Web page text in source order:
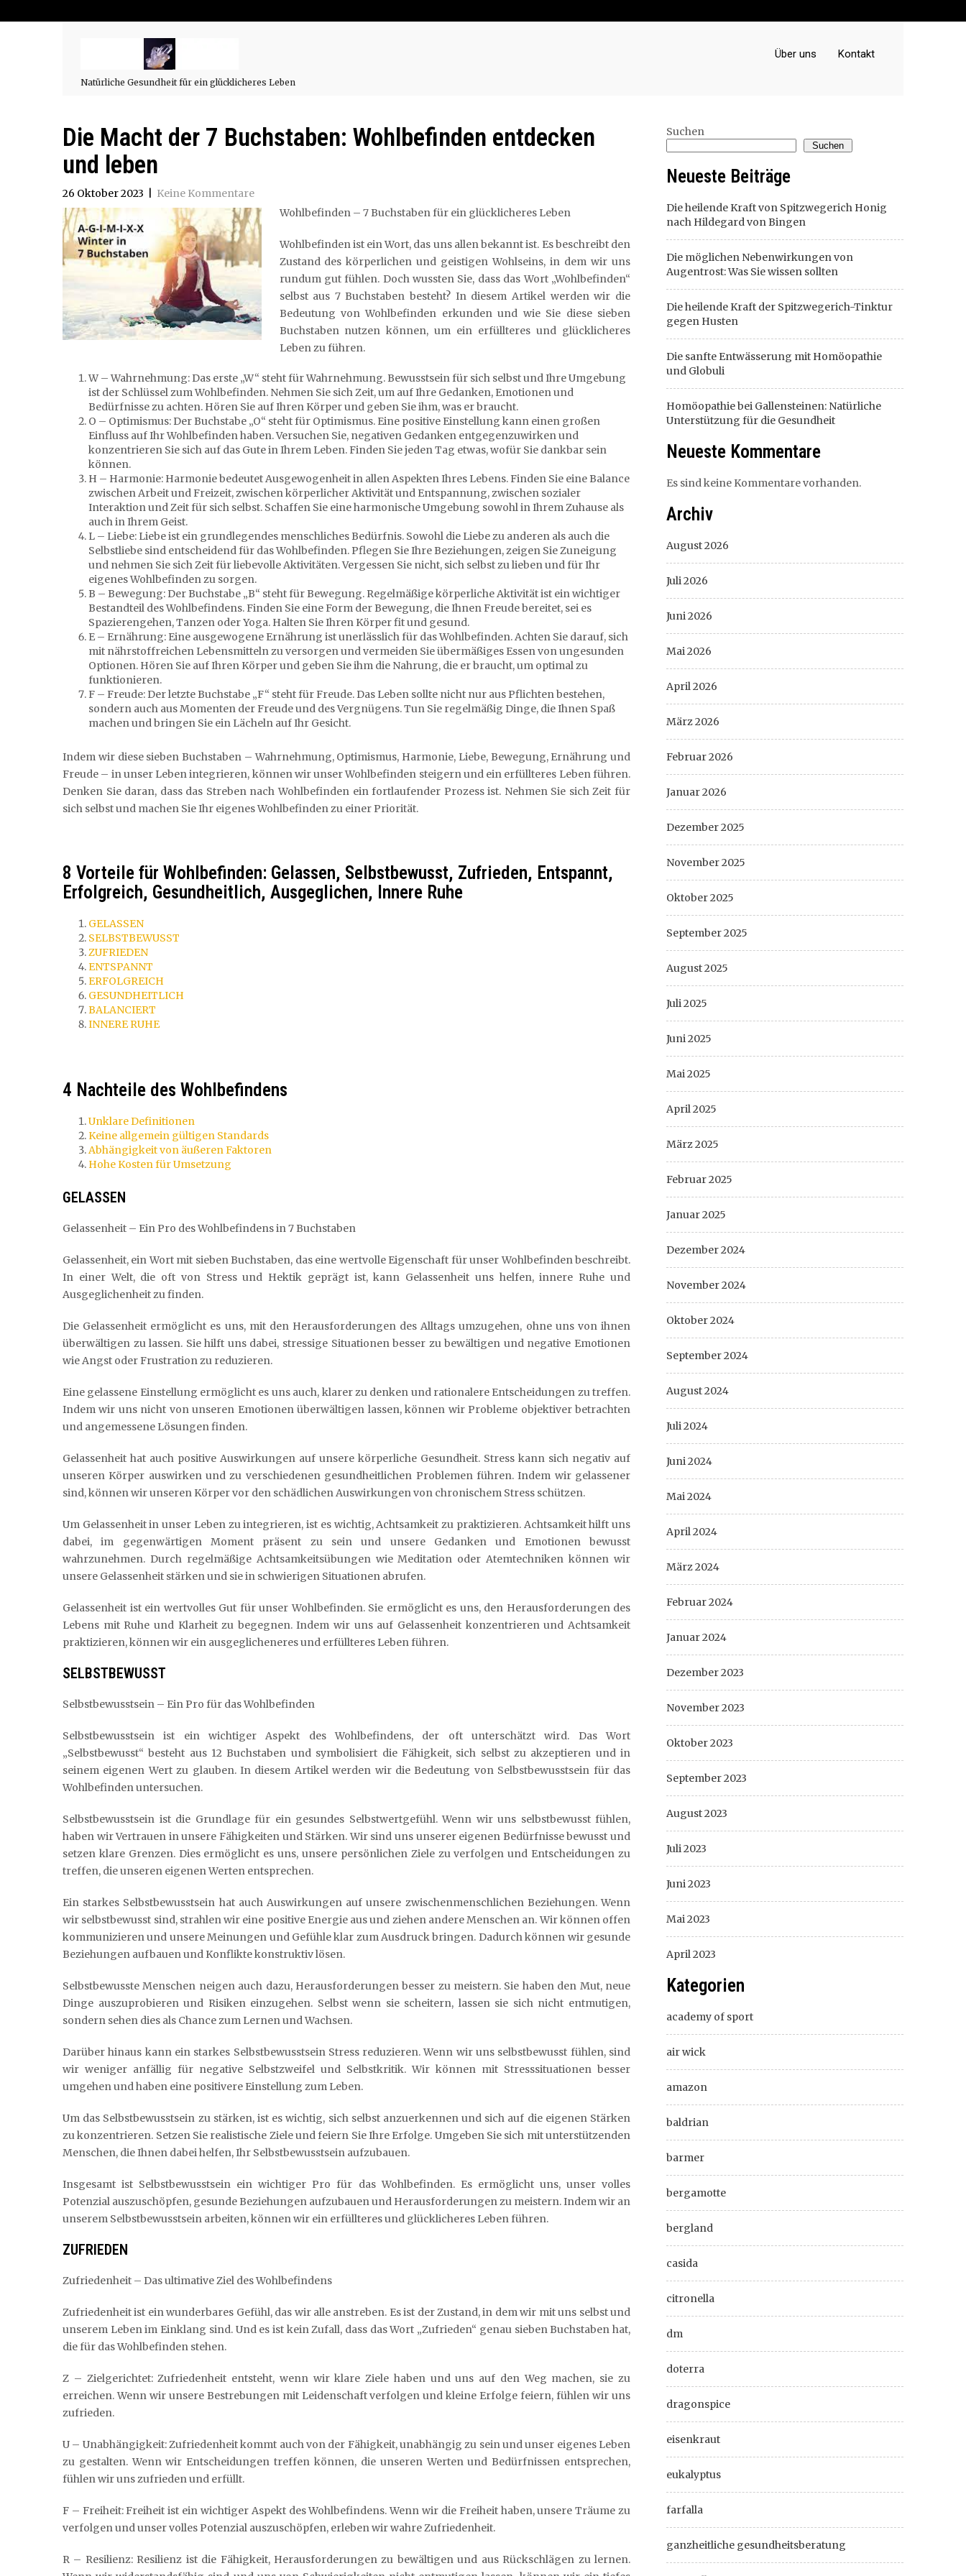
Natürliche Gesundheit für ein glücklicheres Leben
Über uns Kontakt
Die Macht der 7 Buchstaben: Wohlbefinden entdecken
und leben
26 Oktober 2023
Keine Kommentare
Wohlbefinden – 7 Buchstaben für ein glücklicheres Leben
Wohlbefinden ist ein Wort, das uns allen bekannt ist. Es beschreibt den
Zustand des körperlichen und geistigen Wohlseins, in dem wir uns
rundum gut fühlen. Doch wussten Sie, dass das Wort „Wohlbefinden“
selbst aus 7 Buchstaben besteht? In diesem Artikel werden wir die
Bedeutung von Wohlbefinden erkunden und wie Sie diese sieben
Buchstaben nutzen können, um ein erfüllteres und glücklicheres
Leben zu führen.
W – Wahrnehmung: Das erste „W“ steht für Wahrnehmung. Bewusstsein für sich selbst und Ihre Umgebung
ist der Schlüssel zum Wohlbefinden. Nehmen Sie sich Zeit, um auf Ihre Gedanken, Emotionen und
Bedürfnisse zu achten. Hören Sie auf Ihren Körper und geben Sie ihm, was er braucht.
O – Optimismus: Der Buchstabe „O“ steht für Optimismus. Eine positive Einstellung kann einen großen
Einfluss auf Ihr Wohlbefinden haben. Versuchen Sie, negativen Gedanken entgegenzuwirken und
konzentrieren Sie sich auf das Gute in Ihrem Leben. Finden Sie jeden Tag etwas, wofür Sie dankbar sein
können.
H – Harmonie: Harmonie bedeutet Ausgewogenheit in allen Aspekten Ihres Lebens. Finden Sie eine Balance
zwischen Arbeit und Freizeit, zwischen körperlicher Aktivität und Entspannung, zwischen sozialer
Interaktion und Zeit für sich selbst. Schaffen Sie eine harmonische Umgebung sowohl in Ihrem Zuhause als
auch in Ihrem Geist.
L – Liebe: Liebe ist ein grundlegendes menschliches Bedürfnis. Sowohl die Liebe zu anderen als auch die
Selbstliebe sind entscheidend für das Wohlbefinden. Pflegen Sie Ihre Beziehungen, zeigen Sie Zuneigung
und nehmen Sie sich Zeit für liebevolle Aktivitäten. Vergessen Sie nicht, sich selbst zu lieben und für Ihr
eigenes Wohlbefinden zu sorgen.
B – Bewegung: Der Buchstabe „B“ steht für Bewegung. Regelmäßige körperliche Aktivität ist ein wichtiger
Bestandteil des Wohlbefindens. Finden Sie eine Form der Bewegung, die Ihnen Freude bereitet, sei es
Spazierengehen, Tanzen oder Yoga. Halten Sie Ihren Körper fit und gesund.
E – Ernährung: Eine ausgewogene Ernährung ist unerlässlich für das Wohlbefinden. Achten Sie darauf, sich
mit nährstoffreichen Lebensmitteln zu versorgen und vermeiden Sie übermäßiges Essen von ungesunden
Optionen. Hören Sie auf Ihren Körper und geben Sie ihm die Nahrung, die er braucht, um optimal zu
funktionieren.
F – Freude: Der letzte Buchstabe „F“ steht für Freude. Das Leben sollte nicht nur aus Pflichten bestehen,
sondern auch aus Momenten der Freude und des Vergnügens. Tun Sie regelmäßig Dinge, die Ihnen Spaß
machen und bringen Sie ein Lächeln auf Ihr Gesicht.
Indem wir diese sieben Buchstaben – Wahrnehmung, Optimismus, Harmonie, Liebe, Bewegung, Ernährung und
Freude – in unser Leben integrieren, können wir unser Wohlbefinden steigern und ein erfüllteres Leben führen.
Denken Sie daran, dass das Streben nach Wohlbefinden ein fortlaufender Prozess ist. Nehmen Sie sich Zeit für
sich selbst und machen Sie Ihr eigenes Wohlbefinden zu einer Priorität.
8 Vorteile für Wohlbefinden: Gelassen, Selbstbewusst, Zufrieden, Entspannt,
Erfolgreich, Gesundheitlich, Ausgeglichen, Innere Ruhe
GELASSEN
SELBSTBEWUSST
ZUFRIEDEN
ENTSPANNT
ERFOLGREICH
GESUNDHEITLICH
BALANCIERT
INNERE RUHE
4 Nachteile des Wohlbefindens
Unklare Definitionen
Keine allgemein gültigen Standards
Abhängigkeit von äußeren Faktoren
Hohe Kosten für Umsetzung
GELASSEN
Gelassenheit – Ein Pro des Wohlbefindens in 7 Buchstaben
Gelassenheit, ein Wort mit sieben Buchstaben, das eine wertvolle Eigenschaft für unser Wohlbefinden beschreibt.
In einer Welt, die oft von Stress und Hektik geprägt ist, kann Gelassenheit uns helfen, innere Ruhe und
Ausgeglichenheit zu finden.
Die Gelassenheit ermöglicht es uns, mit den Herausforderungen des Alltags umzugehen, ohne uns von ihnen
überwältigen zu lassen. Sie hilft uns dabei, stressige Situationen besser zu bewältigen und negative Emotionen
wie Angst oder Frustration zu reduzieren.
Eine gelassene Einstellung ermöglicht es uns auch, klarer zu denken und rationalere Entscheidungen zu treffen.
Indem wir uns nicht von unseren Emotionen überwältigen lassen, können wir Probleme objektiver betrachten
und angemessene Lösungen finden.
Gelassenheit hat auch positive Auswirkungen auf unsere körperliche Gesundheit. Stress kann sich negativ auf
unseren Körper auswirken und zu verschiedenen gesundheitlichen Problemen führen. Indem wir gelassener
sind, können wir unseren Körper vor den schädlichen Auswirkungen von chronischem Stress schützen.
Um Gelassenheit in unser Leben zu integrieren, ist es wichtig, Achtsamkeit zu praktizieren. Achtsamkeit hilft uns
dabei, im gegenwärtigen Moment präsent zu sein und unsere Gedanken und Emotionen bewusst
wahrzunehmen. Durch regelmäßige Achtsamkeitsübungen wie Meditation oder Atemtechniken können wir
unsere Gelassenheit stärken und sie in schwierigen Situationen abrufen.
Gelassenheit ist ein wertvolles Gut für unser Wohlbefinden. Sie ermöglicht es uns, den Herausforderungen des
Lebens mit Ruhe und Klarheit zu begegnen. Indem wir uns auf Gelassenheit konzentrieren und Achtsamkeit
praktizieren, können wir ein ausgeglicheneres und erfüllteres Leben führen.
SELBSTBEWUSST
Selbstbewusstsein – Ein Pro für das Wohlbefinden
Selbstbewusstsein ist ein wichtiger Aspekt des Wohlbefindens, der oft unterschätzt wird. Das Wort
„Selbstbewusst“ besteht aus 12 Buchstaben und symbolisiert die Fähigkeit, sich selbst zu akzeptieren und in
seinem eigenen Wert zu glauben. In diesem Artikel werden wir die Bedeutung von Selbstbewusstsein für das
Wohlbefinden untersuchen.
Selbstbewusstsein ist die Grundlage für ein gesundes Selbstwertgefühl. Wenn wir uns selbstbewusst fühlen,
haben wir Vertrauen in unsere Fähigkeiten und Stärken. Wir sind uns unserer eigenen Bedürfnisse bewusst und
setzen klare Grenzen. Dies ermöglicht es uns, unsere persönlichen Ziele zu verfolgen und Entscheidungen zu
treffen, die unseren eigenen Werten entsprechen.
Ein starkes Selbstbewusstsein hat auch Auswirkungen auf unsere zwischenmenschlichen Beziehungen. Wenn
wir selbstbewusst sind, strahlen wir eine positive Energie aus und ziehen andere Menschen an. Wir können offen
kommunizieren und unsere Meinungen und Gefühle klar zum Ausdruck bringen. Dadurch können wir gesunde
Beziehungen aufbauen und Konflikte konstruktiv lösen.
Selbstbewusste Menschen neigen auch dazu, Herausforderungen besser zu meistern. Sie haben den Mut, neue
Dinge auszuprobieren und Risiken einzugehen. Selbst wenn sie scheitern, lassen sie sich nicht entmutigen,
sondern sehen dies als Chance zum Lernen und Wachsen.
Darüber hinaus kann ein starkes Selbstbewusstsein Stress reduzieren. Wenn wir uns selbstbewusst fühlen, sind
wir weniger anfällig für negative Selbstzweifel und Selbstkritik. Wir können mit Stresssituationen besser
umgehen und haben eine positivere Einstellung zum Leben.
Um das Selbstbewusstsein zu stärken, ist es wichtig, sich selbst anzuerkennen und sich auf die eigenen Stärken
zu konzentrieren. Setzen Sie realistische Ziele und feiern Sie Ihre Erfolge. Umgeben Sie sich mit unterstützenden
Menschen, die Ihnen dabei helfen, Ihr Selbstbewusstsein aufzubauen.
Insgesamt ist Selbstbewusstsein ein wichtiger Pro für das Wohlbefinden. Es ermöglicht uns, unser volles
Potenzial auszuschöpfen, gesunde Beziehungen aufzubauen und Herausforderungen zu meistern. Indem wir an
unserem Selbstbewusstsein arbeiten, können wir ein erfüllteres und glücklicheres Leben führen.
ZUFRIEDEN
Zufriedenheit – Das ultimative Ziel des Wohlbefindens
Zufriedenheit ist ein wunderbares Gefühl, das wir alle anstreben. Es ist der Zustand, in dem wir mit uns selbst und
unserem Leben im Einklang sind. Und es ist kein Zufall, dass das Wort „Zufrieden“ genau sieben Buchstaben hat,
die für das Wohlbefinden stehen.
Z – Zielgerichtet: Zufriedenheit entsteht, wenn wir klare Ziele haben und uns auf den Weg machen, sie zu
erreichen. Wenn wir unsere Bestrebungen mit Leidenschaft verfolgen und kleine Erfolge feiern, fühlen wir uns
zufrieden.
U – Unabhängigkeit: Zufriedenheit kommt auch von der Fähigkeit, unabhängig zu sein und unser eigenes Leben
zu gestalten. Wenn wir Entscheidungen treffen können, die unseren Werten und Bedürfnissen entsprechen,
fühlen wir uns zufrieden und erfüllt.
F – Freiheit: Freiheit ist ein wichtiger Aspekt des Wohlbefindens. Wenn wir die Freiheit haben, unsere Träume zu
verfolgen und unser volles Potenzial auszuschöpfen, erleben wir wahre Zufriedenheit.
R – Resilienz: Resilienz ist die Fähigkeit, Herausforderungen zu bewältigen und aus Rückschlägen zu lernen.
Suchen
Suchen
Neueste Beiträge
Die heilende Kraft von Spitzwegerich Honig
nach Hildegard von Bingen
Die möglichen Nebenwirkungen von
Augentrost: Was Sie wissen sollten
Die heilende Kraft der Spitzwegerich-Tinktur
gegen Husten
Die sanfte Entwässerung mit Homöopathie
und Globuli
Homöopathie bei Gallensteinen: Natürliche
Unterstützung für die Gesundheit
Neueste Kommentare
Es sind keine Kommentare vorhanden.
Archiv
August 2026
Juli 2026
Juni 2026
Mai 2026
April 2026
März 2026
Februar 2026
Januar 2026
Dezember 2025
November 2025
Oktober 2025
September 2025
August 2025
Juli 2025
Juni 2025
Mai 2025
April 2025
März 2025
Februar 2025
Januar 2025
Dezember 2024
November 2024
Oktober 2024
September 2024
August 2024
Juli 2024
Juni 2024
Mai 2024
April 2024
März 2024
Februar 2024
Januar 2024
Dezember 2023
November 2023
Oktober 2023
September 2023
August 2023
Juli 2023
Juni 2023
Mai 2023
April 2023
Kategorien
academy of sport
air wick
amazon
baldrian
barmer
bergamotte
bergland
casida
citronella
dm
doterra
dragonspice
eisenkraut
eukalyptus
farfalla
ganzheitliche gesundheitsberatung